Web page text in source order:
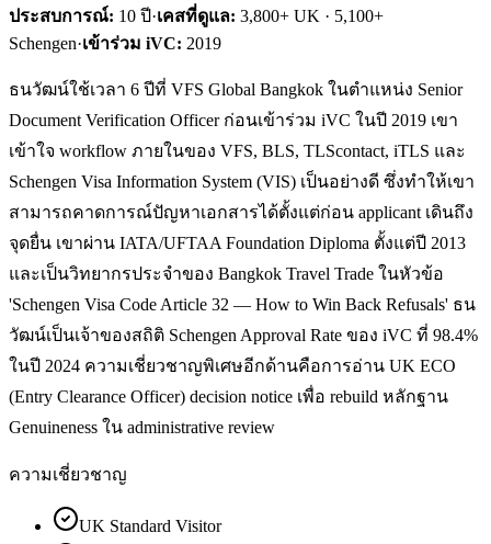
ประสบการณ์: 10 ปี·เคสที่ดูแล: 3,800+ UK · 5,100+
Schengen·เข้าร่วม iVC: 2019
ธนวัฒน์ใช้เวลา 6 ปีที่ VFS Global Bangkok ในตำแหน่ง Senior
Document Verification Officer ก่อนเข้าร่วม iVC ในปี 2019 เขา
เข้าใจ workflow ภายในของ VFS, BLS, TLScontact, iTLS และ
Schengen Visa Information System (VIS) เป็นอย่างดี ซึ่งทำให้เขา
สามารถคาดการณ์ปัญหาเอกสารได้ตั้งแต่ก่อน applicant เดินถึง
จุดยื่น เขาผ่าน IATA/UFTAA Foundation Diploma ตั้งแต่ปี 2013
และเป็นวิทยากรประจำของ Bangkok Travel Trade ในหัวข้อ
'Schengen Visa Code Article 32 — How to Win Back Refusals' ธน
วัฒน์เป็นเจ้าของสถิติ Schengen Approval Rate ของ iVC ที่ 98.4%
ในปี 2024 ความเชี่ยวชาญพิเศษอีกด้านคือการอ่าน UK ECO
(Entry Clearance Officer) decision notice เพื่อ rebuild หลักฐาน
Genuineness ใน administrative review
ความเชี่ยวชาญ
UK Standard Visitor